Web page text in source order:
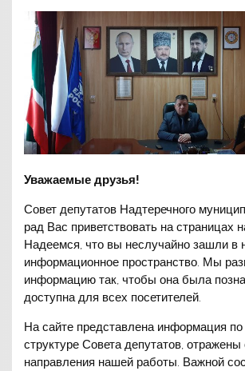
Уважаемые друзья!
Совет депутатов Надтеречного
рад Вас приветствовать на страницах
Надеемся, что вы неслучайно зашли в
информационное пространство. Мы
информацию так, чтобы она была
доступна для всех посетителей.
На сайте представлена информация по
структуре Совета депутатов,
направления нашей работы. Важной